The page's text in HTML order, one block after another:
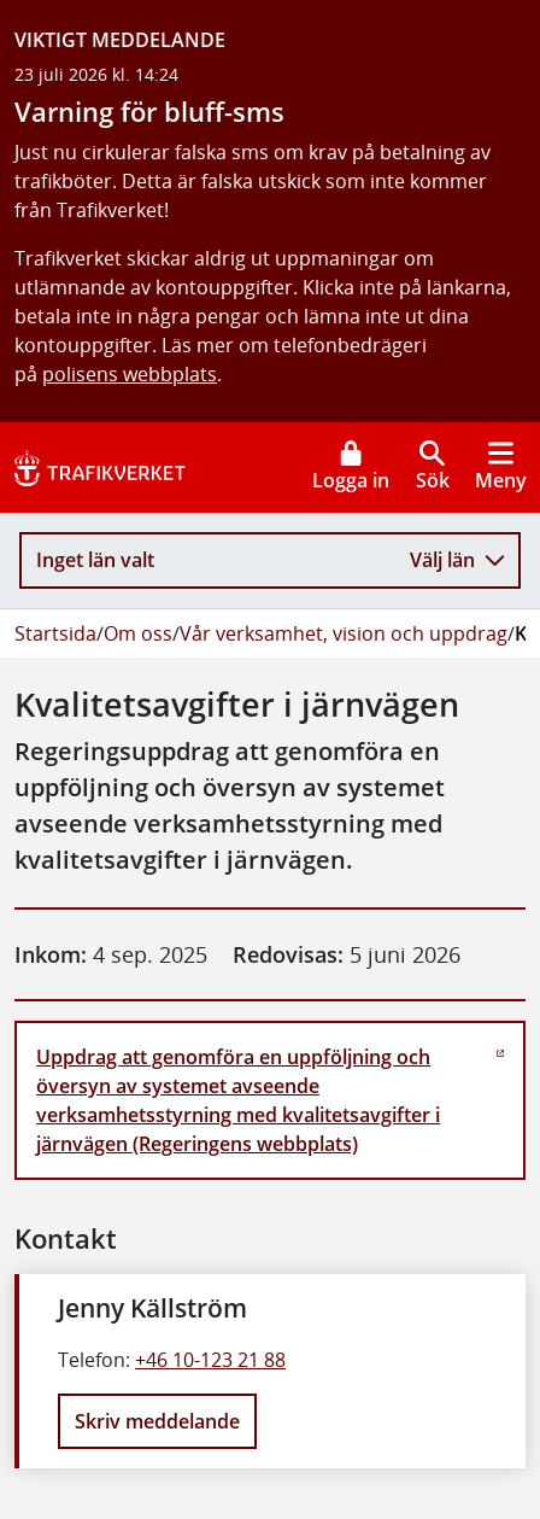
VIKTIGT MEDDELANDE
23 juli 2026 kl. 14:24
Varning för bluff-sms
Just nu cirkulerar falska sms om krav på betalning av
trafikböter. Detta är falska utskick som inte kommer
från Trafikverket!
Trafikverket skickar aldrig ut uppmaningar om
utlämnande av kontouppgifter. Klicka inte på länkarna,
betala inte in några pengar och lämna inte ut dina
kontouppgifter. Läs mer om telefonbedrägeri
på polisens webbplats.
Logga in Sök Meny
Inget län valt Välj län
Startsida/Om oss/Vår verksamhet, vision och uppdrag/
Kvalitetsavgifter i järnvägen
Regeringsuppdrag att genomföra en
uppföljning och översyn av systemet
avseende verksamhetsstyrning med
kvalitetsavgifter i järnvägen.
Inkom: 4 sep. 2025 Redovisas: 5 juni 2026
Uppdrag att genomföra en uppföljning och
översyn av systemet avseende
verksamhetsstyrning med kvalitetsavgifter i
järnvägen (Regeringens webbplats)
Kontakt
Jenny Källström
Telefon: +46 10-123 21 88
Skriv meddelande